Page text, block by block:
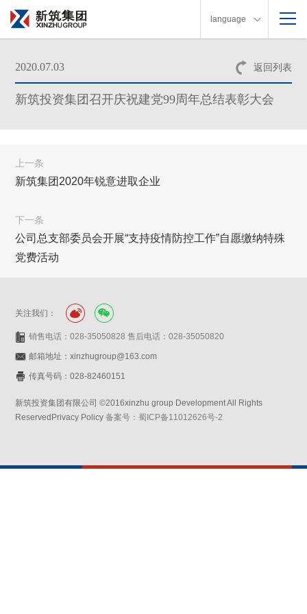
language
返回列表
2020.07.03
新筑投资集团召开庆祝建党99周年总结表彰大会
上一条
新筑集团2020年锐意进取企业
下一条
公司总支部委员会开展“支持疫情防控工作”自愿缴纳特殊
党费活动
关注我们：
销售电话：028-35050828 售后电话：028-35050820
邮箱地址：xinzhugroup@163.com
传真号码：028-82460151
新筑投资集团有限公司 ©2016xinzhu group Development All Rights
ReservedPrivacy Policy备案号：蜀ICP备11012626号-2